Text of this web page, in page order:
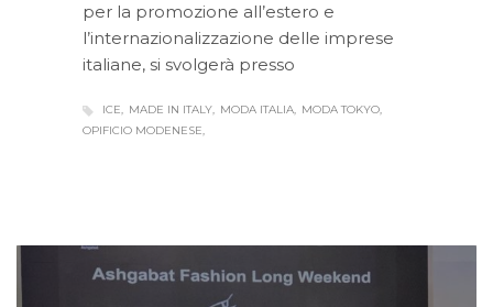
per la promozione all’estero e
l’internazionalizzazione delle imprese
italiane, si svolgerà presso
ICE MADE IN ITALY MODA ITALIA
MODA TOKYO
OPIFICIO MODENESE